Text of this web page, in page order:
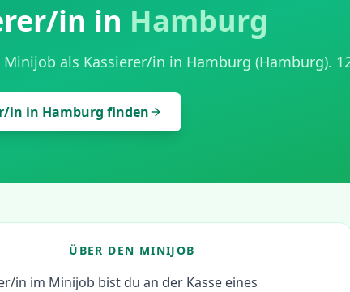
in in Hamburg
Minijob als Kassierer/in in Hamburg (Hamburg).
in in Hamburg finden
ÜBER DEN MINIJOB
in im Minijob bist du an der Kasse eines